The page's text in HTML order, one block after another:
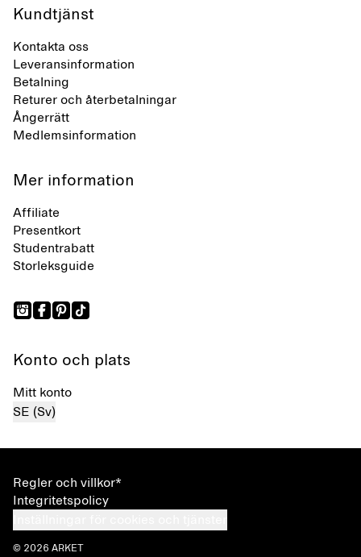
Kundtjänst
Kontakta oss
Leveransinformation
Betalning
Returer och återbetalningar
Ångerrätt
Medlemsinformation
Mer information
Affiliate
Presentkort
Studentrabatt
Storleksguide
Konto och plats
Mitt konto
SE (Sv)
Regler och villkor*
Integritetspolicy
© 2026 ARKET